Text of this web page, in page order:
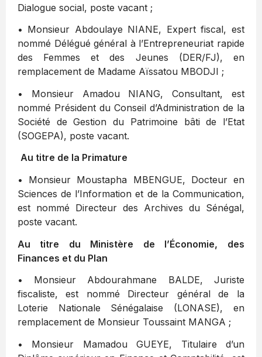
Dialogue social, poste vacant ;
• Monsieur Abdoulaye NIANE, Expert fiscal, est
nommé Délégué général à l’Entrepreneuriat rapide
des Femmes et des Jeunes (DER/FJ), en
remplacement de Madame Aïssatou MBODJI ;
• Monsieur Amadou NIANG, Consultant, est
nommé Président du Conseil d’Administration de la
Société de Gestion du Patrimoine bâti de l’Etat
(SOGEPA), poste vacant.
Au titre de la Primature
• Monsieur Moustapha MBENGUE, Docteur en
Sciences de l’Information et de la Communication,
est nommé Directeur des Archives du Sénégal,
poste vacant.
Au titre du Ministère de l’Économie, des
Finances et du Plan
• Monsieur Abdourahmane BALDE, Juriste
fiscaliste, est nommé Directeur général de la
Loterie Nationale Sénégalaise (LONASE), en
remplacement de Monsieur Toussaint MANGA ;
• Monsieur Mamadou GUEYE, Titulaire d’un